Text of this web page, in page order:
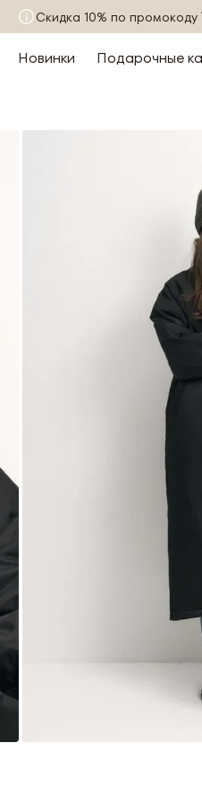
Скидка 10% по промокоду
Новинки Подарочные